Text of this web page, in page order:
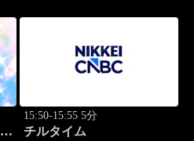
15:50-15:55 5分
チルタイム